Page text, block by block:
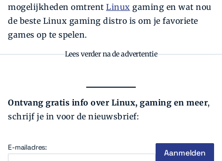
mogelijkheden omtrent Linux gaming en wat nou
de beste Linux gaming distro is om je favoriete
games op te spelen.
Lees verder na de advertentie
Ontvang gratis info over Linux, gaming en meer,
schrijf je in voor de nieuwsbrief:
E-mailadres: